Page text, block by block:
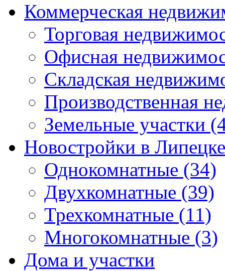
Коммерческая
Торговая
Офисная
Складская
Производственная
Земельные участки
Новостройки в Липецке
Однокомнатные (34)
Двухкомнатные (39)
Трехкомнатные (11)
Многокомнатные (3)
Дома и участки